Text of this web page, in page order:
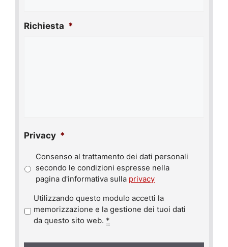
Richiesta *
Privacy *
Consenso al trattamento dei dati personali
secondo le condizioni espresse nella
pagina d'informativa sulla privacy
r
a
Utilizzando questo modulo accetti la
memorizzazione e la gestione dei tuoi dati
da questo sito web. *